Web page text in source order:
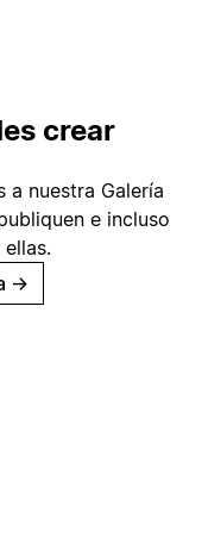
crear
a nuestra Galería
e incluso
→